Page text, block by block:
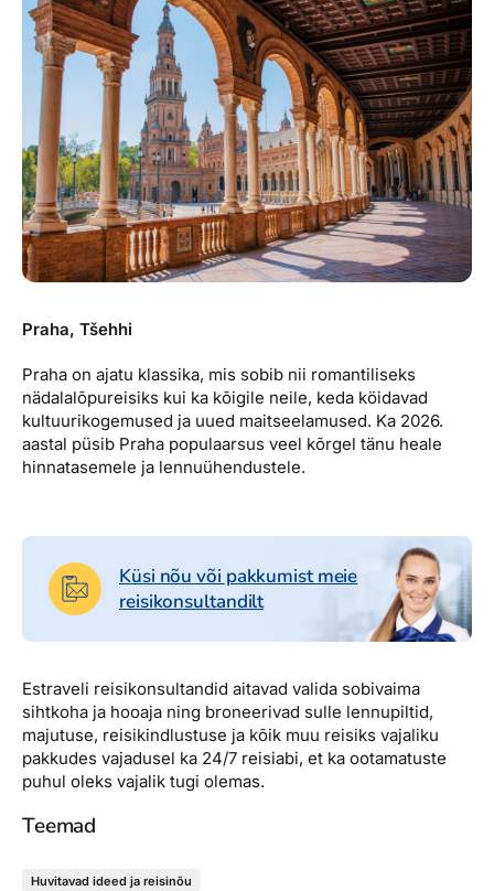
Praha, Tšehhi
Praha on ajatu klassika, mis sobib nii romantiliseks
nädalalõpureisiks kui ka kõigile neile, keda köidavad
kultuurikogemused ja uued maitseelamused. Ka 2026.
aastal püsib Praha populaarsus veel kõrgel tänu heale
hinnatasemele ja lennuühendustele.
Küsi nõu või pakkumist meie
reisikonsultandilt
Estraveli reisikonsultandid aitavad valida sobivaima
sihtkoha ja hooaja ning broneerivad sulle lennupiltid,
majutuse, reisikindlustuse ja kõik muu reisiks vajaliku
pakkudes vajadusel ka 24/7 reisiabi, et ka ootamatuste
puhul oleks vajalik tugi olemas.
Teemad
Huvitavad ideed ja reisinõu